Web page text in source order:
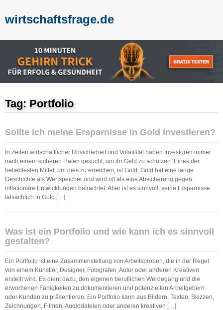
wirtschaftsfrage.de
Tag: Portfolio
Sollte ich meine Ersparnisse in Gold investieren?
In Zeiten wirtschaftlicher Unsicherheit und Volatilität haben Investoren immer
nach einem sicheren Hafen gesucht, um ihr Geld zu schützen. Eines der
beliebtesten Mittel, um dies zu erreichen, ist Gold. Gold hat eine lange
Geschichte als Wertspeicher und wird oft als eine Absicherung gegen
inflationäre Entwicklungen betrachtet. Aber ist es sinnvoll, seine Ersparnisse
tatsächlich in Gold […]
Was ist ein Portfolio und wie kann ich es sinnvoll
gestalten?
Ein Portfolio ist eine Zusammenstellung von Arbeitsproben, die in der Regel
von einem Künstler, Designer, Fotografen, Autor oder anderen Kreativen
erstellt wird. Es dient dazu, den eigenen beruflichen Werdegang und die
erworbenen Fähigkeiten zu dokumentieren und potenziellen Arbeitgebern
oder Kunden zu präsentieren. Ein Portfolio kann aus Bildern, Texten, Skizzen,
Zeichnungen, Filmen, Audiodateien oder anderen kreativen […]